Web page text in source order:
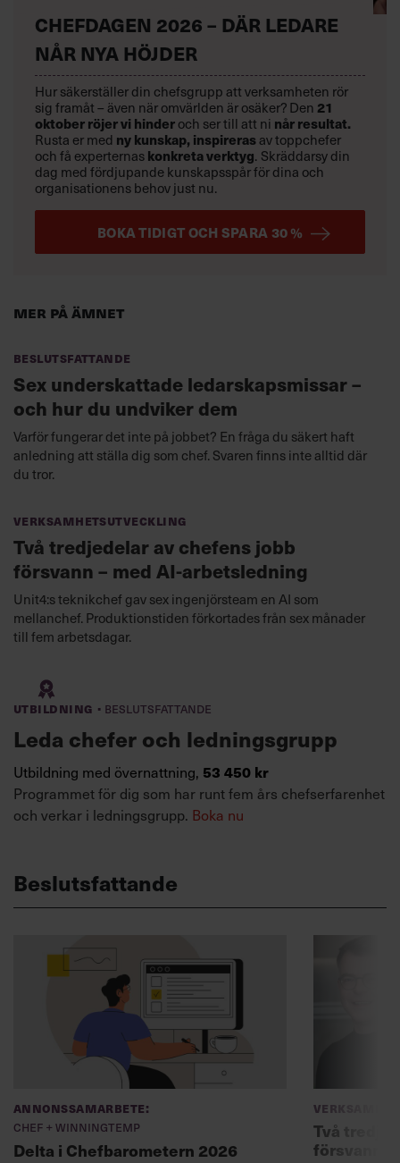
Mer på ämnet
Beslutsfattande
Sex underskattade ledarskapsmissar –
och hur du undviker dem
Varför fungerar det inte på jobbet? En fråga du säkert haft
anledning att ställa dig som chef. Svaren finns inte alltid där
du tror.
Verksamhetsutveckling
Två tredjedelar av chefens jobb
försvann – med AI-arbetsledning
Unit4:s teknikchef gav sex ingenjörsteam en AI som
mellanchef. Produktionstiden förkortades från sex månader
till fem arbetsdagar.
Utbildning · Beslutsfattande
Leda chefer och ledningsgrupp
Utbildning med övernattning, 53 450 kr
Programmet för dig som har runt fem års chefserfarenhet
och verkar i ledningsgrupp. Boka nu
CHEFDAGEN 2026 – DÄR LEDARE
NÅR NYA HÖJDER
Hur säkerställer din chefsgrupp att verksamheten rör
sig framåt – även när omvärlden är osäker? Den 21
oktoberröjer vi hinder och ser till att ni når resultat.
Rusta er med ny kunskap, inspirerasav toppchefer
och få experternas konkreta verktyg. Skräddarsy din
dag med fördjupande kunskapsspår för dina och
organisationens behov just nu.
BOKA TIDIGT OCH SPARA 30 %
Beslutsfattande
Annonssamarbete:
Chef + Winningtemp
Delta i Chefbarometern 2026
Två
försvann